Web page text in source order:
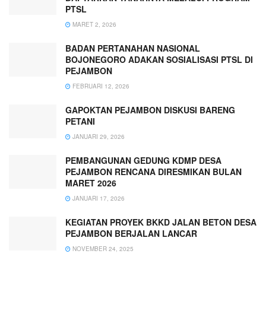
PTSL
MARET 2, 2026
BADAN PERTANAHAN NASIONAL
BOJONEGORO ADAKAN SOSIALISASI PTSL DI
PEJAMBON
FEBRUARI 12, 2026
GAPOKTAN PEJAMBON DISKUSI BARENG
PETANI
JANUARI 29, 2026
PEMBANGUNAN GEDUNG KDMP DESA
PEJAMBON RENCANA DIRESMIKAN BULAN
MARET 2026
JANUARI 17, 2026
KEGIATAN PROYEK BKKD JALAN BETON DESA
PEJAMBON BERJALAN LANCAR
NOVEMBER 24, 2025